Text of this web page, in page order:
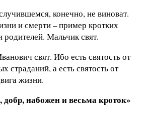
конечно, не виноват.
и смерти – пример кротких
родителей. Мальчик свят.
свят. Ибо есть святость от
страданий, а есть святость от
жизни.
набожен и весьма кроток»